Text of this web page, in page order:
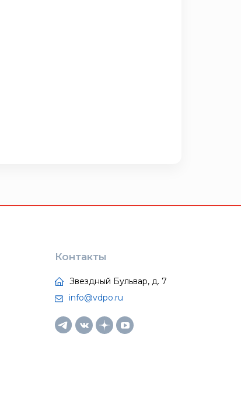
Контакты
Звездный Бульвар, д. 7
info@vdpo.ru